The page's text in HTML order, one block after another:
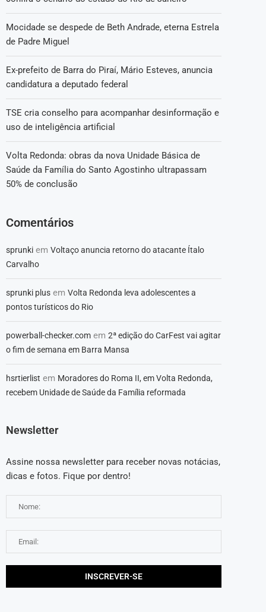
Mocidade se despede de Beth Andrade, eterna Estrela
de Padre Miguel
Ex-prefeito de Barra do Piraí, Mário Esteves, anuncia
candidatura a deputado federal
TSE cria conselho para acompanhar desinformação e
uso de inteligência artificial
Volta Redonda: obras da nova Unidade Básica de
Saúde da Família do Santo Agostinho ultrapassam
50% de conclusão
Comentários
sprunki em Voltaço anuncia retorno do atacante Ítalo
Carvalho
sprunki plus em Volta Redonda leva adolescentes a
pontos turísticos do Rio
powerball-checker.com em 2ª edição do CarFest vai agitar
o fim de semana em Barra Mansa
hsrtierlist em Moradores do Roma II, em Volta Redonda,
recebem Unidade de Saúde da Família reformada
Newsletter
Assine nossa newsletter para receber novas notácias,
dicas e fotos. Fique por dentro!